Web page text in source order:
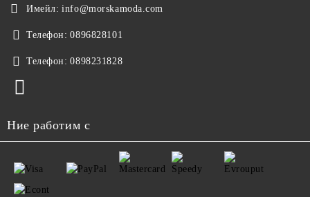
Имейл: info@morskamoda.com
Телефон: 0896828101
Телефон: 0898231828
Ние работим с